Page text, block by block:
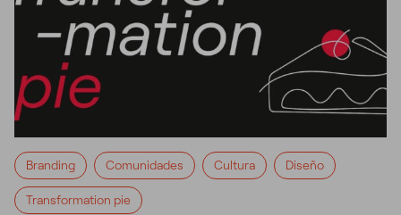
Branding Comunidades Cultura Diseño
Transformation pie